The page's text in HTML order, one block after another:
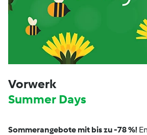
Vorwerk
Summer Days
Sommerangebote mit bis zu -78 %!